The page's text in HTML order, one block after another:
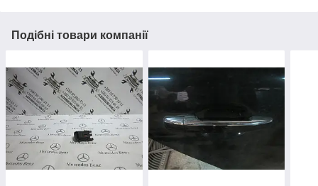
Подібні товари компанії